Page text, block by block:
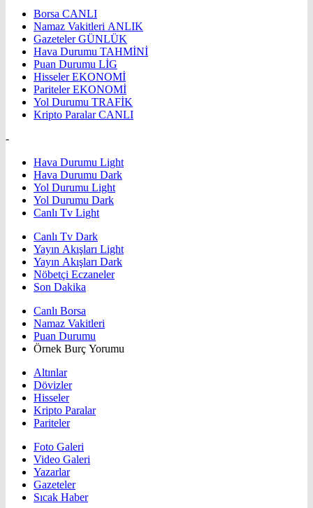
Borsa CANLI
Namaz Vakitleri ANLIK
GazetelerGÜNLÜK
Hava Durumu TAHMİNİ
Puan Durumu LİG
HisselerEKONOMİ
ParitelerEKONOMİ
Yol Durumu TRAFİK
Kripto ParalarCANLI
-
Hava Durumu Light
Hava Durumu Dark
Yol Durumu Light
Yol Durumu Dark
Canlı Tv Light
Canlı Tv Dark
Yayın Akışları Light
Yayın Akışları Dark
Nöbetçi Eczaneler
Son Dakika
Canlı Borsa
Namaz Vakitleri
Puan Durumu
Örnek Burç Yorumu
Altınlar
Dövizler
Hisseler
Kripto Paralar
Pariteler
Foto Galeri
Video Galeri
Yazarlar
Gazeteler
Sıcak Haber